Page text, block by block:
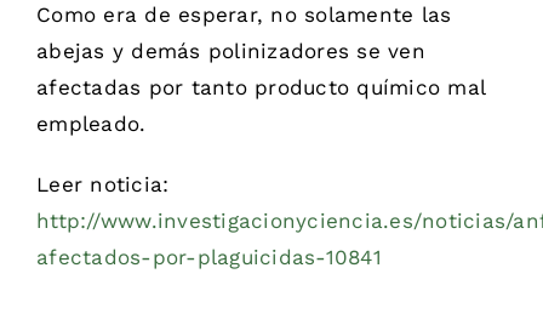
Como era de esperar, no solamente las
abejas y demás polinizadores se ven
afectadas por tanto producto químico mal
empleado.
Leer noticia:
http://www.investigacionyciencia.es/noticias/
afectados-por-plaguicidas-10841